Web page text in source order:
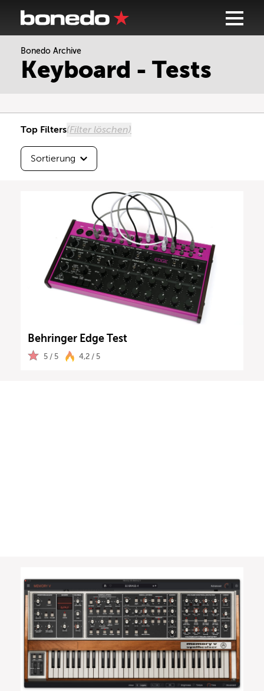
Bonedo Archive
Keyboard - Tests
Top Filters(Filter löschen)
Sortierung
Sortierung
Höchste Testnote
Neueste zuerst
Behringer Edge Test
5 / 5 4,2 / 5